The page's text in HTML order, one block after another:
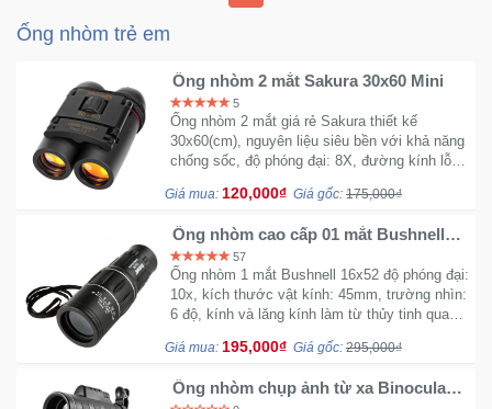
Kiện
Đời
Sống
Ống nhòm trẻ em
Ống nhòm 2 mắt Sakura 30x60 Mini
5
Ống nhòm 2 mắt giá rẻ Sakura thiết kế
30x60(cm), nguyên liệu siêu bền với khả năng
chống sốc, độ phóng đại: 8X, đường kính lỗ
Giá mua: 120,000₫ Giá gốc: 175,000₫
Ống nhòm cao cấp 01 mắt Bushnell
16x52
57
Ống nhòm 1 mắt Bushnell 16x52 độ phóng đại:
10x, kích thước vật kính: 45mm, trường nhìn:
6 độ, kính và lăng kính làm từ thủy tinh quang
Giá mua: 195,000₫ Giá gốc: 295,000₫
Ống nhòm chụp ảnh từ xa Binocular
TA1015 - Bộ có tripod và ngàm điện